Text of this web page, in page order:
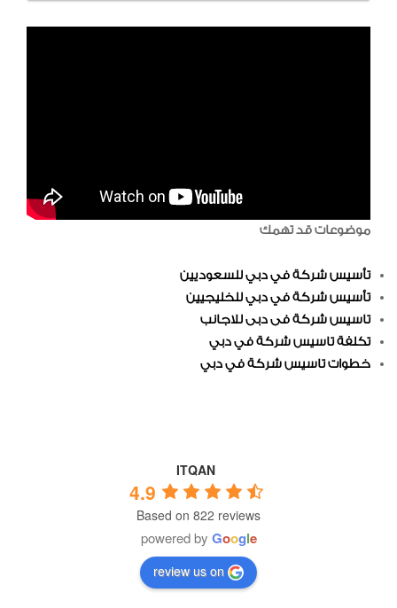
موضوعات قد تهمك
تأسيس شركة في دبي للسعوديين
تأسيس شركة في دبي للخليجيين
تاسيس شركة فى دبى للاجانب
تكلفة تاسيس شركة في دبي
خطوات تاسيس شركة في دبي
ITQAN
4.9
Based on 822 reviews
powered by Google
review us on